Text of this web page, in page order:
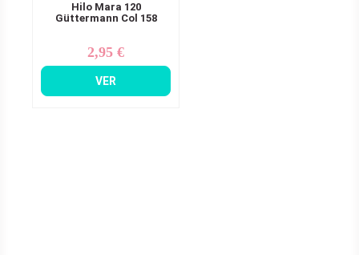
Hilo Mara 120
Güttermann Col 158
Precio
2,95 €
VER